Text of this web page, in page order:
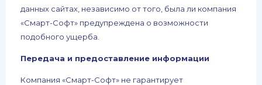
данных сайтах, независимо от того, была ли компания
«Смарт-Софт» предупреждена о возможности
подобного ущерба.
Передача и предоставление информации
Компания «Смарт-Софт» не гарантирует